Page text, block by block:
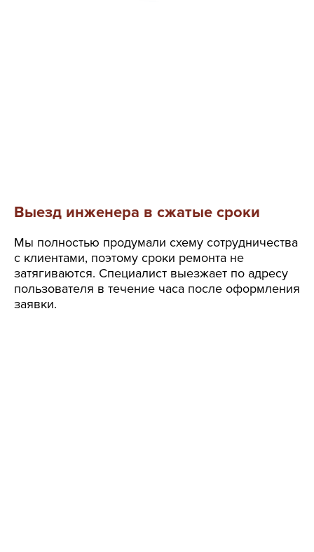
Выезд инженера в сжатые сроки
Мы полностью продумали схему сотрудничества
с клиентами, поэтому сроки ремонта не
затягиваются. Специалист выезжает по адресу
пользователя в течение часа после оформления
заявки.